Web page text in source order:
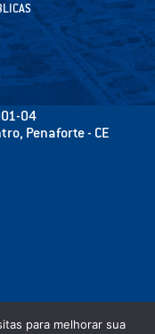
04
Penaforte - CE
para melhorar sua